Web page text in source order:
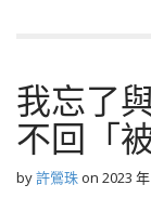
我忘了
不回「
by許鶯珠on 2023